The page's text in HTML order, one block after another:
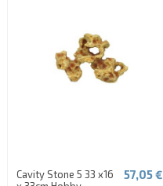
Cavity Stone 5 33 x16
57,05 €